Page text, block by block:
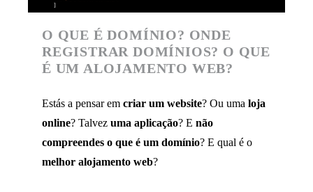
O QUE É DOMÍNIO? ONDE
REGISTRAR DOMÍNIOS? O QUE
É UM ALOJAMENTO WEB?
Estás a pensar em criar um website? Ou uma loja
online? Talvez uma aplicação? E não
compreendes o que é um domínio? E qual é o
melhor alojamento web?